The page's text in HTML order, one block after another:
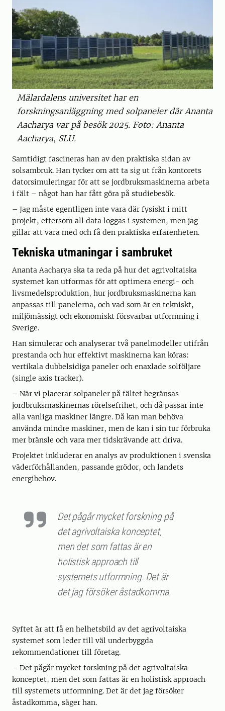
Mälardalens universitet har en
forskningsanläggning med solpaneler där Ananta
Aacharya var på besök 2025. Foto: Ananta
Aacharya, SLU.
Samtidigt fascineras han av den praktiska sidan av
solsambruk. Han tycker om att ta sig ut från kontorets
datorsimuleringar för att se jordbruksmaskinerna arbeta
i fält – något han har fått göra på studiebesök.
– Jag måste egentligen inte vara där fysiskt i mitt
projekt, eftersom all data loggas i systemen, men jag
gillar att vara med och få den praktiska erfarenheten.
Tekniska utmaningar i sambruket
Ananta Aacharya ska ta reda på hur det agrivoltaiska
systemet kan utformas för att optimera energi- och
livsmedelsproduktion, hur jordbruksmaskinerna kan
anpassas till panelerna, och vad som är en tekniskt,
miljömässigt och ekonomiskt försvarbar utformning i
Sverige.
Han simulerar och analyserar två panelmodeller utifrån
prestanda och hur effektivt maskinerna kan köras:
vertikala dubbelsidiga paneler och enaxlade solföljare
(single axis tracker).
– När vi placerar solpaneler på fältet begränsas
jordbruksmaskinernas rörelsefrihet, och då passar inte
alla vanliga maskiner längre. Då kan man behöva
använda mindre maskiner, men de kan i sin tur förbruka
mer bränsle och vara mer tidskrävande att driva.
Projektet inkluderar en analys av produktionen i svenska
väderförhållanden, passande grödor, och landets
energibehov.
Det pågår mycket forskning på
det agrivoltaiska konceptet,
men det som fattas är en
holistisk approach till
systemets utformning. Det är
det jag försöker åstadkomma.
Syftet är att få en helhetsbild av det agrivoltaiska
systemet som leder till väl underbyggda
rekommendationer till företag.
– Det pågår mycket forskning på det agrivoltaiska
konceptet, men det som fattas är en holistisk approach
till systemets utformning. Det är det jag försöker
åstadkomma, säger han.